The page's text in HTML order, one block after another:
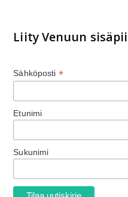
Liity Venuun
Sähköposti *
Etunimi
Sukunimi